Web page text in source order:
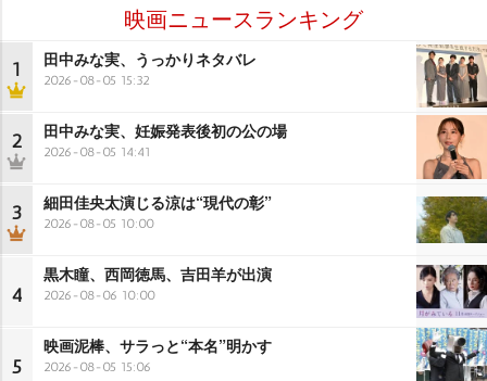
映画ニュースランキング
1 田中みな実、うっかりネタバレ
2026-08-05 15:32
2 田中みな実、妊娠発表後初の公の場
2026-08-05 14:41
3 細田佳央太演じる涼は“現代の彰”
2026-08-05 10:00
4
黒木瞳、西岡徳馬、吉田羊が出演
2026-08-06 10:00
5
映画泥棒、サラっと“本名”明かす
2026-08-05 15:06